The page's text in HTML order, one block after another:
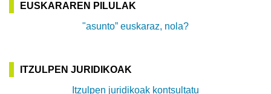
EUSKARAREN PILULAK
"asunto” euskaraz, nola?
ITZULPEN JURIDIKOAK
Itzulpen juridikoak kontsultatu